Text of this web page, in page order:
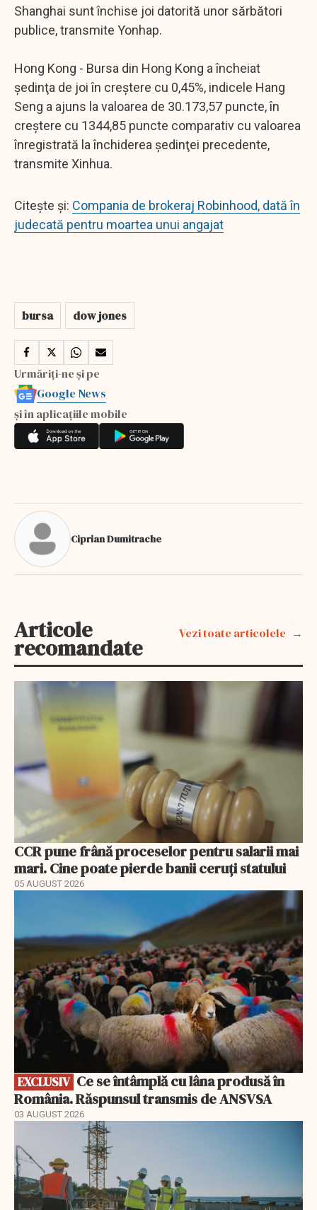
Shanghai sunt închise joi datorită unor sărbători
publice, transmite Yonhap.
Hong Kong - Bursa din Hong Kong a încheiat
şedinţa de joi în creştere cu 0,45%, indicele Hang
Seng a ajuns la valoarea de 30.173,57 puncte, în
creştere cu 1344,85 puncte comparativ cu valoarea
înregistrată la închiderea şedinţei precedente,
transmite Xinhua.
Citește și: Compania de brokeraj Robinhood, dată în
judecată pentru moartea unui angajat
bursa dow jones
Urmăriți-ne și pe
Google News
și în aplicațiile mobile
Ciprian Dumitrache
Articole
recomandate
Vezi toate articolele
CCR pune frână proceselor pentru salarii mai
mari. Cine poate pierde banii ceruți statului
05 AUGUST 2026
EXCLUSIV
România. Răspunsul transmis de ANSVSA
03 AUGUST 2026